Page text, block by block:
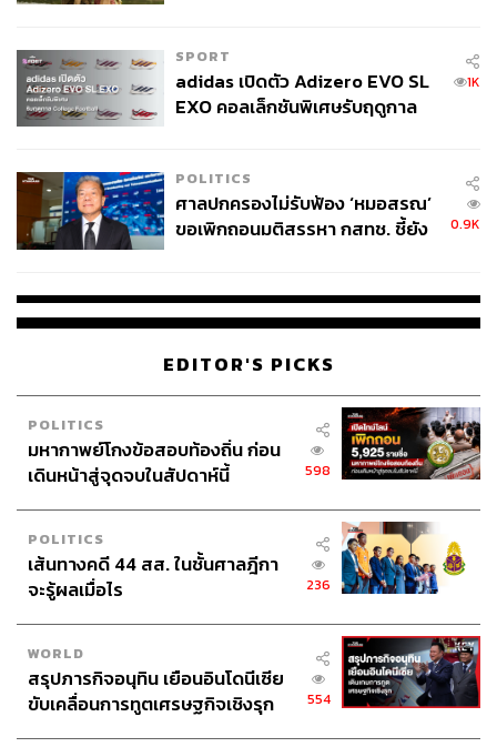
SPORT
adidas เปิดตัว Adizero EVO SL
EXO คอลเล็กชันพิเศษรับฤดูกาล
1K
POLITICS
ศาลปกครองไม่รับฟ้อง ‘หมอสรณ’
ขอเพิกถอนมติสรรหา กสทช. ชี้ยัง
0.9K
EDITOR'S PICKS
POLITICS
มหากาพย์โกงข้อสอบท้องถิ่น ก่อน
เดินหน้าสู่จุดจบในสัปดาห์นี้
598
POLITICS
เส้นทางคดี 44 สส. ในชั้นศาลฎีกา
จะรู้ผลเมื่อไร
236
WORLD
สรุปภารกิจอนุทิน เยือนอินโดนีเซีย
ขับเคลื่อนการทูตเศรษฐกิจเชิงรุก
554